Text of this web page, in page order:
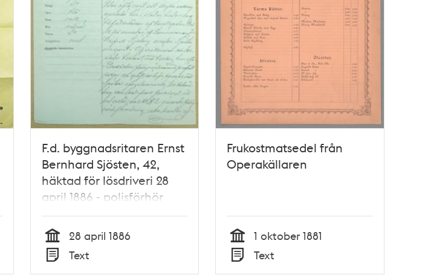
F.d. byggnadsritaren Ernst
Bernhard Sjösten, 42,
häktad för lösdriveri 28
april 1886 - polisförhör
Tid
28 april 1886
Typ
Text
Frukostmatsedel från
Operakällaren
Tid
1 oktober 1881
Typ
Text